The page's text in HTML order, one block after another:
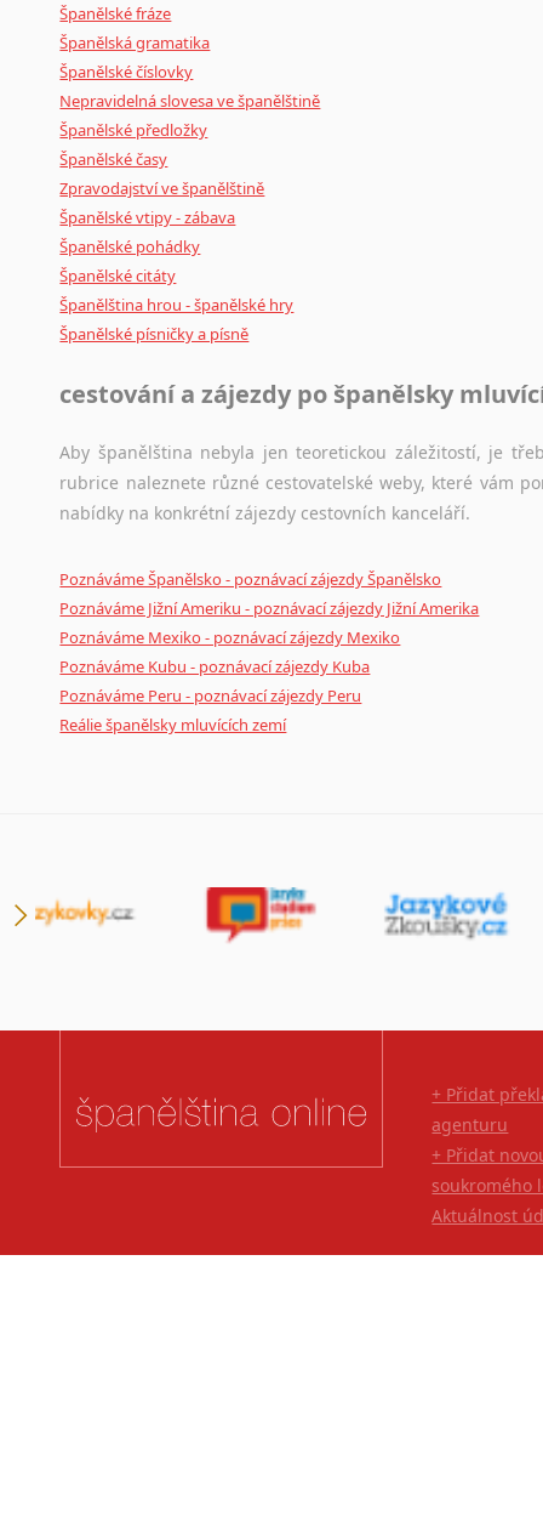
Španělské fráze
Španělská gramatika
Španělské číslovky
Nepravidelná slovesa ve španělštině
Španělské předložky
Španělské časy
Zpravodajství ve španělštině
Španělské vtipy - zábava
Španělské pohádky
Španělské citáty
Španělština hrou - španělské hry
Španělské písničky a písně
cestování a zájezdy po španělsky
Aby španělština nebyla jen teoretickou záležitostí, je
rubrice naleznete různé cestovatelské weby, které vám
nabídky na konkrétní zájezdy cestovních kanceláří.
Poznáváme Španělsko - poznávací zájezdy Španělsko
Poznáváme Jižní Ameriku - poznávací zájezdy Jižní Amerika
Poznáváme Mexiko - poznávací zájezdy Mexiko
Poznáváme Kubu - poznávací zájezdy Kuba
Poznáváme Peru - poznávací zájezdy Peru
Reálie španělsky mluvících zemí
+ Přidat
agenturu
+ Přidat
soukromého
Aktuálnost